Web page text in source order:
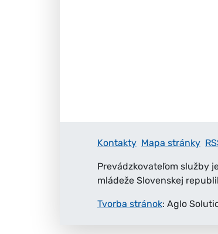
Kontakty Mapa stránky
Prevádzkovateľom služby
mládeže Slovenskej
Tvorba stránok: Aglo